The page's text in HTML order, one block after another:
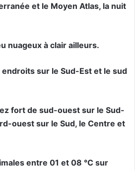
et le Moyen Atlas, la nuit
nuageux à clair ailleurs.
sur le Sud-Est et le sud
fort de sud-ouest sur le Sud-
ouest sur le Sud, le Centre et
entre 01 et 08 °C sur